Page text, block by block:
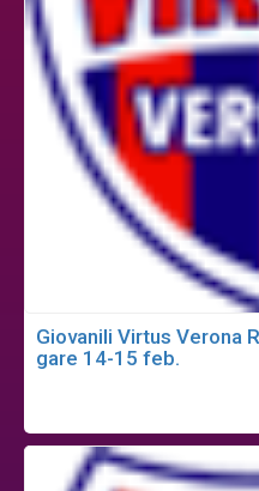
Giovanili Virtus Verona
gare 14-15 feb.